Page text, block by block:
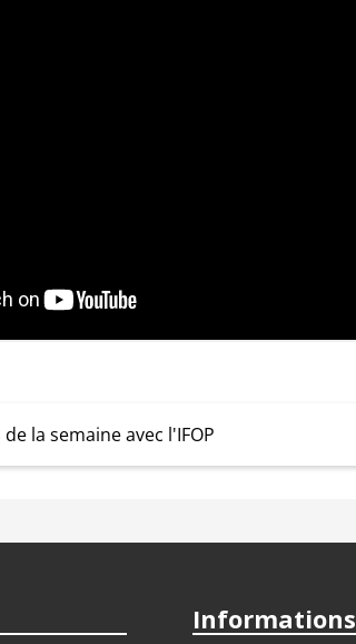
la semaine avec l'IFOP
Informations